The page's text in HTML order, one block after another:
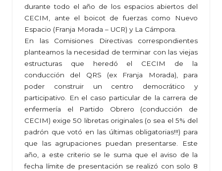
durante todo el año de los espacios abiertos del
CECIM, ante el boicot de fuerzas como Nuevo
Espacio (Franja Morada – UCR) y La Cámpora.
En las Comisiones Directivas correspondientes
planteamos la necesidad de terminar con las viejas
estructuras que heredó el CECIM de la
conducción del QRS (ex Franja Morada), para
poder construir un centro democrático y
participativo. En el caso particular de la carrera de
enfermería el Partido Obrero (conducción de
CECIM) exige 50 libretas originales (o sea el 5% del
padrón que votó en las últimas obligatorias!!!) para
que las agrupaciones puedan presentarse. Este
año, a este criterio se le suma que el aviso de la
fecha límite de presentación se realizó con solo 8